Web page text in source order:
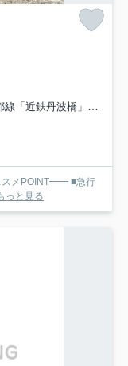
近鉄丹波橋」駅 徒歩14分
っと見る